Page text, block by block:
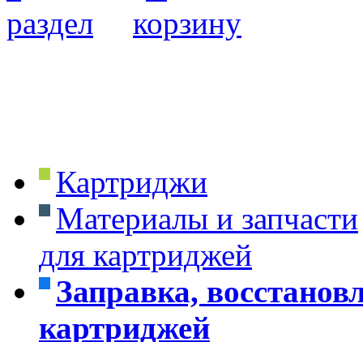
Картриджи
Материалы и запчасти
для картриджей
Заправка,
картриджей